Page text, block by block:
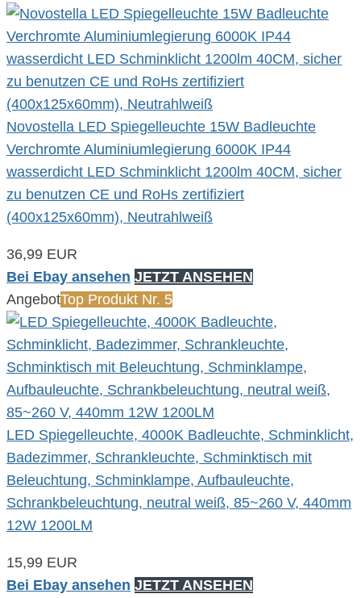
Novostella LED Spiegelleuchte 15W Badleuchte
Verchromte Aluminiumlegierung 6000K IP44
wasserdicht LED Schminklicht 1200lm 40CM, sicher
zu benutzen CE und RoHs zertifiziert
(400x125x60mm), Neutrahlweiß
36,99 EUR
Bei Ebay ansehen JETZT ANSEHEN
AngebotTop Produkt Nr. 5
LED Spiegelleuchte, 4000K Badleuchte, Schminklicht,
Badezimmer, Schrankleuchte, Schminktisch mit
Beleuchtung, Schminklampe, Aufbauleuchte,
Schrankbeleuchtung, neutral weiß, 85~260 V, 440mm
12W 1200LM
15,99 EUR
Bei Ebay ansehen JETZT ANSEHEN